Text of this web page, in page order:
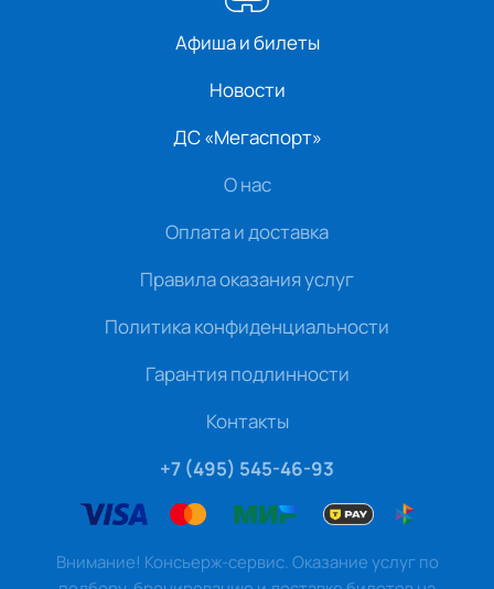
Афиша и билеты
Новости
ДС «Мегаспорт»
О нас
Оплата и доставка
Правила оказания услуг
Политика конфиденциальности
Гарантия подлинности
Контакты
+7 (495) 545-46-93
Внимание! Консьерж-сервис. Оказание услуг по